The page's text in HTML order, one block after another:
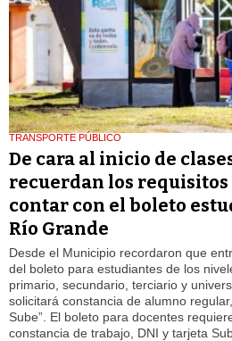
TRANSPORTE PÚBLICO
De cara al inicio de
recuerdan los requisitos
contar con el boleto
Río Grande
Desde el Municipio recordaron que
del boleto para estudiantes de los
primario, secundario, terciario y
solicitará constancia de alumno
Sube”. El boleto para docentes
constancia de trabajo, DNI y tarjeta